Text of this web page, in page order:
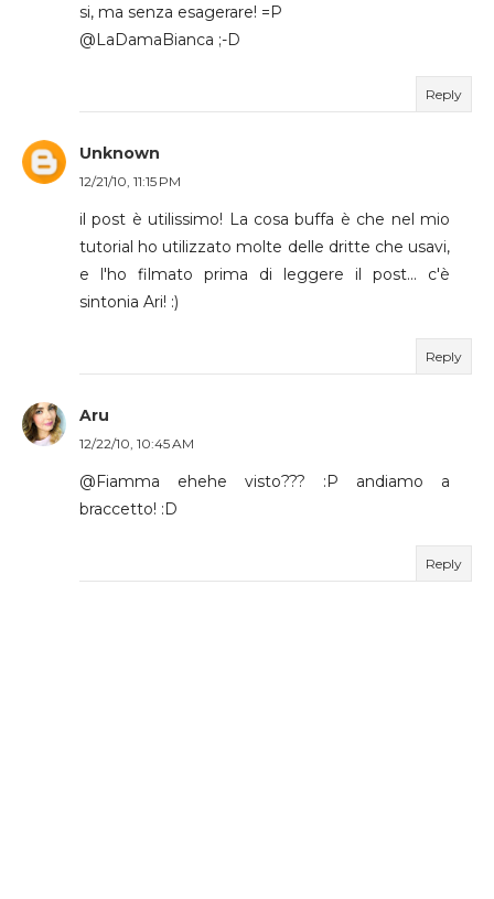
si, ma senza esagerare! =P
@LaDamaBianca ;-D
Reply
Unknown
12/21/10, 11:15 PM
il post è utilissimo! La cosa buffa è che nel mio
tutorial ho utilizzato molte delle dritte che usavi,
e l'ho filmato prima di leggere il post... c'è
sintonia Ari! :)
Reply
Aru
12/22/10, 10:45 AM
@Fiamma ehehe visto??? :P andiamo a
braccetto! :D
Reply